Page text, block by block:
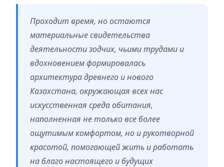
Проходит время, но остаются
материальные свидетельства
деятельности зодчих, чьими трудами и
вдохновением формировалась
архитектура древнего и нового
Казахстана, окружающая всех нас
искусственная среда обитания,
наполненная не только все более
ощутимым комфортом, но и рукотворной
красотой, помогающей жить и работать
на благо настоящего и будущих